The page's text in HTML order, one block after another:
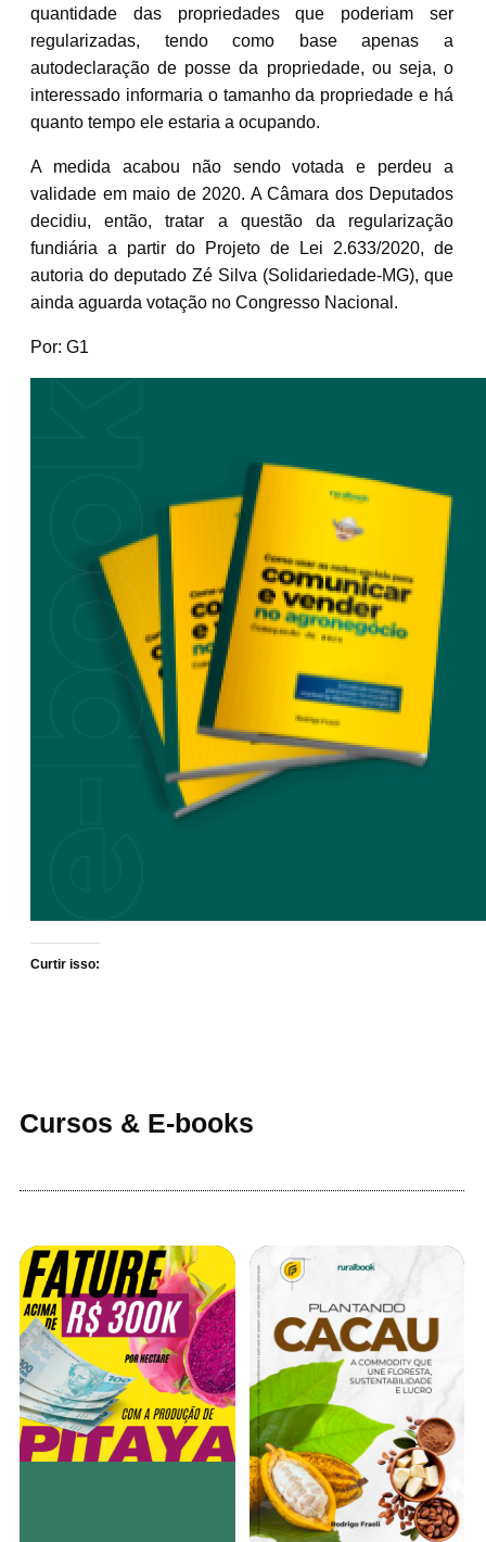
quantidade das propriedades que poderiam ser
regularizadas, tendo como base apenas a
autodeclaração de posse da propriedade, ou seja, o
interessado informaria o tamanho da propriedade e há
quanto tempo ele estaria a ocupando.
A medida acabou não sendo votada e perdeu a
validade em maio de 2020. A Câmara dos Deputados
decidiu, então, tratar a questão da regularização
fundiária a partir do Projeto de Lei 2.633/2020, de
autoria do deputado Zé Silva (Solidariedade-MG), que
ainda aguarda votação no Congresso Nacional.
Por: G1
Curtir isso:
Cursos & E-books